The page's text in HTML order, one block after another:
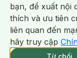
NowFree
Dụng Cụ / Phụ Kiện Chăm
Bông Tẩy Trang
Khăn Lau
Dụng Cụ Chăm Sóc Khác
bạn, đề xuất nội
thích và ưu tiên
liên quan đến
hãy truy cập
Từ chối